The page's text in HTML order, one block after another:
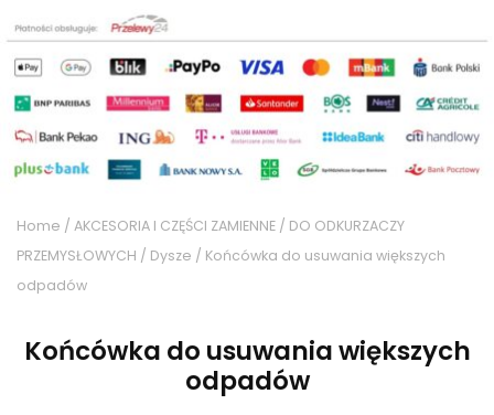
Home / AKCESORIA I CZĘŚCI ZAMIENNE / DO ODKURZACZY
PRZEMYSŁOWYCH / Dysze / Końcówka do usuwania większych
odpadów
Końcówka do usuwania większych
odpadów